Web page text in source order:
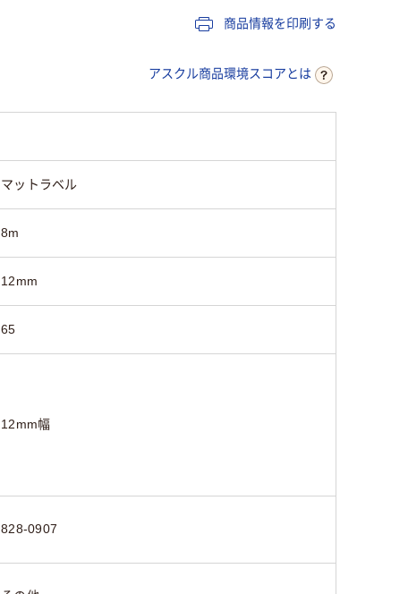
商品情報を印刷する
アスクル商品環境スコアとは
マットラベル
8m
12mm
65
12mm幅
828-0907